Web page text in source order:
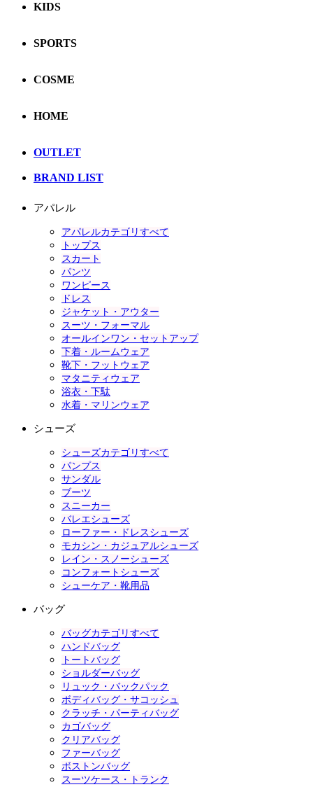
KIDS
SPORTS
COSME
HOME
OUTLET
BRAND LIST
アパレル
アパレルカテゴリすべて
トップス
スカート
パンツ
ワンピース
ドレス
ジャケット・アウター
スーツ・フォーマル
オールインワン・セットアップ
下着・ルームウェア
靴下・フットウェア
マタニティウェア
浴衣・下駄
水着・マリンウェア
シューズ
シューズカテゴリすべて
パンプス
サンダル
ブーツ
スニーカー
バレエシューズ
ローファー・ドレスシューズ
モカシン・カジュアルシューズ
レイン・スノーシューズ
コンフォートシューズ
シューケア・靴用品
バッグ
バッグカテゴリすべて
ハンドバッグ
トートバッグ
ショルダーバッグ
リュック・バックパック
ボディバッグ・サコッシュ
クラッチ・パーティバッグ
カゴバッグ
クリアバッグ
ファーバッグ
ボストンバッグ
スーツケース・トランク